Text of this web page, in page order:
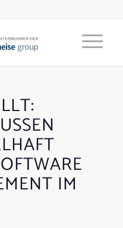
D
U
A
IM M